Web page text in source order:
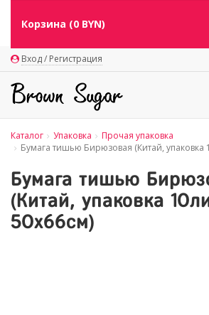
Вход / Регистрация
Корзина (0 BYN)
Каталог Упаковка
Прочая упаковка
Бумага тишью Бирюзовая (Китай, упаковка
Бумага тишью
(Китай, упаковка
50х66см)